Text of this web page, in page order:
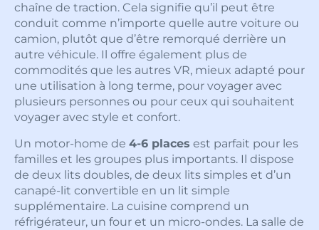
chaîne de traction. Cela signifie qu’il peut être
conduit comme n’importe quelle autre voiture ou
camion, plutôt que d’être remorqué derrière un
autre véhicule. Il offre également plus de
commodités que les autres VR, mieux adapté pour
une utilisation à long terme, pour voyager avec
plusieurs personnes ou pour ceux qui souhaitent
voyager avec style et confort.
Un motor-home de 4-6 places est parfait pour les
familles et les groupes plus importants. Il dispose
de deux lits doubles, de deux lits simples et d’un
canapé-lit convertible en un lit simple
supplémentaire. La cuisine comprend un
réfrigérateur, un four et un micro-ondes. La salle de